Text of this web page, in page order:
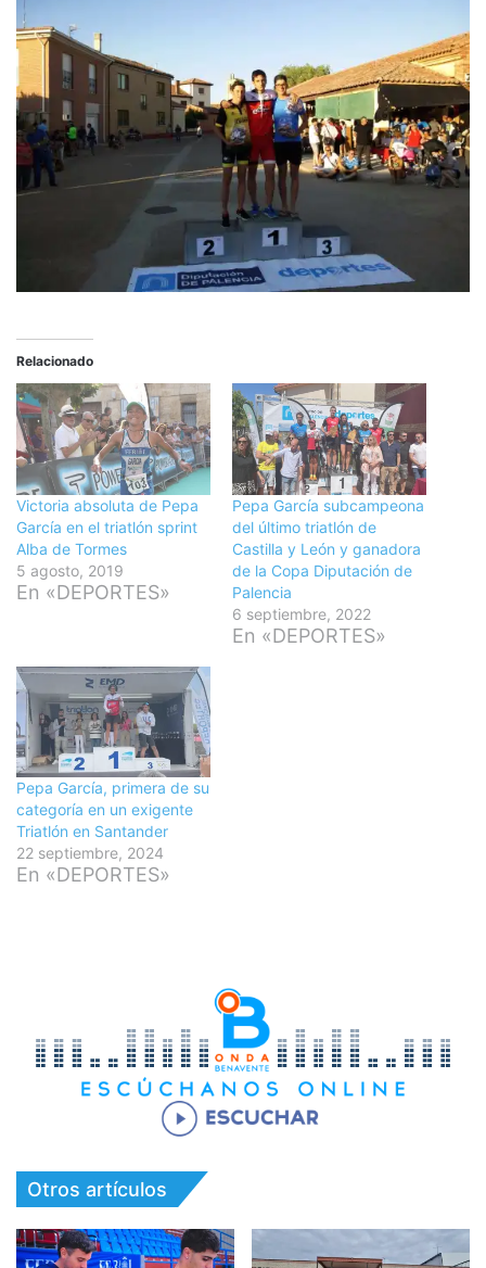
Relacionado
Victoria absoluta de Pepa
García en el triatlón sprint
Alba de Tormes
5 agosto, 2019
En «DEPORTES»
Pepa García subcampeona
del último triatlón de
Castilla y León y ganadora
de la Copa Diputación de
Palencia
6 septiembre, 2022
En «DEPORTES»
Pepa García, primera de su
categoría en un exigente
Triatlón en Santander
22 septiembre, 2024
En «DEPORTES»
Otros artículos